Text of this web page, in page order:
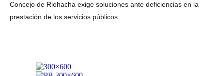
Concejo de Riohacha exige soluciones ante deficiencias en la
prestación de los servicios públicos